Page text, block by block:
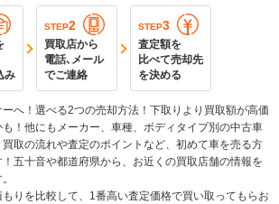
み
STEP2
買取店から
電話､メール
でご連絡
STEP3
査定額を
比べて売却先
を決める
へ！選べる2つの売却方法！下取りより買取額が高価
！他にもメーカー、車種、ボディタイプ別の中古車
取の流れや査定のポイントなど、初めて車を売る方
五十音や都道府県から、お近くの買取店舗の情報を
もりを比較して、1番高い査定価格で買い取ってもらお